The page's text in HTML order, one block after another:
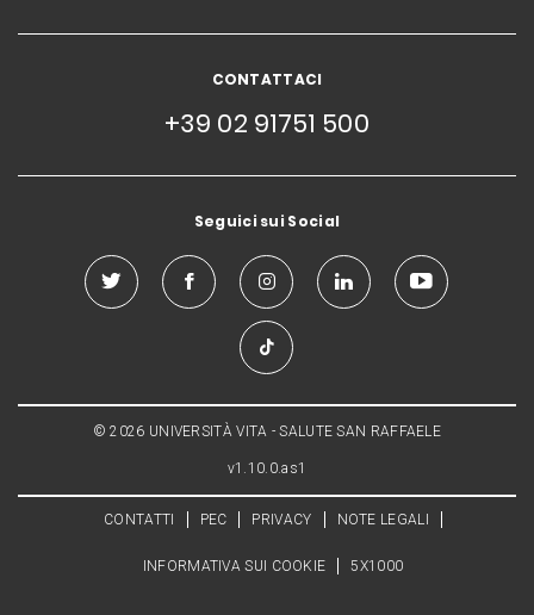
CONTATTACI
+39 02 91751 500
Seguici sui Social
© 2026 UNIVERSITÀ VITA - SALUTE SAN RAFFAELE
v1.10.0.as1
CONTATTI PEC PRIVACY NOTE LEGALI
INFORMATIVA SUI COOKIE 5X1000